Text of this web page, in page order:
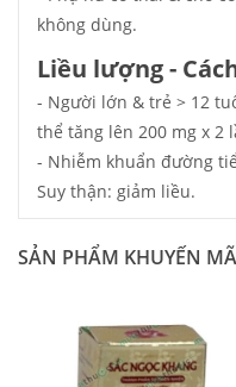
không dùng.
Liều lượng -
- Người lớn & trẻ > 12
thể tăng lên 200 mg x 2
- Nhiễm khuẩn đường
Suy thận: giảm liều.
SẢN PHẨM KHUYẾN